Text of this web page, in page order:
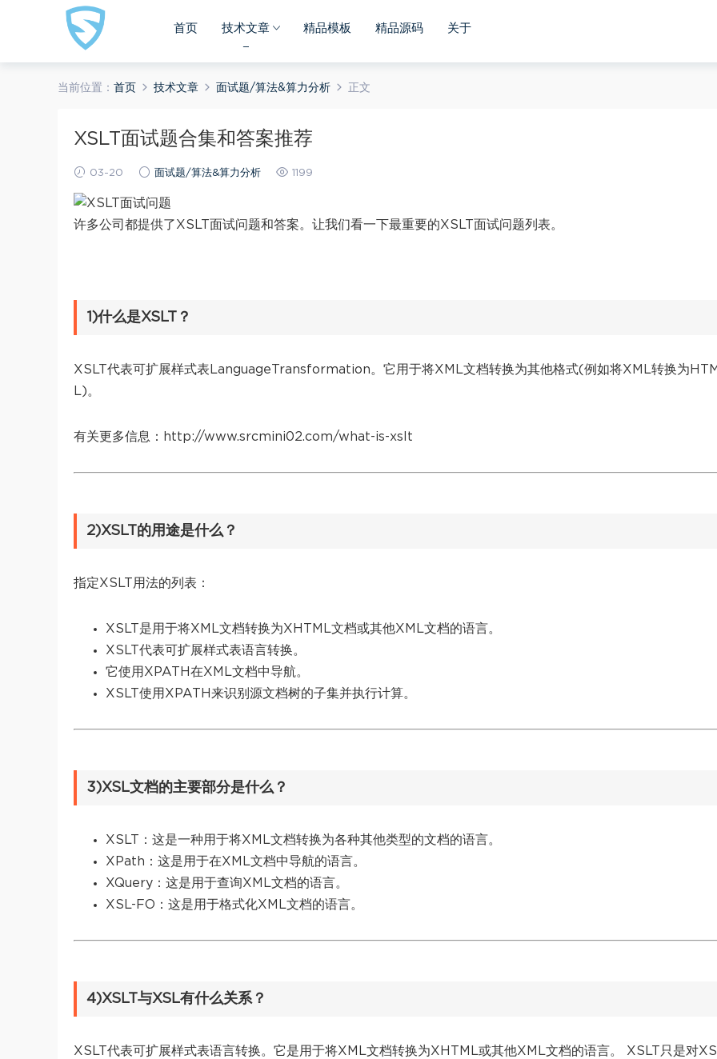
首页 技术文章 精品模板 精品源码 关于
当前位置： 首页 技术文章 面试题/算法&算力分析 正文
XSLT面试题合集和答案推荐
03-20 面试题/算法&算力分析 1199
许多公司都提供了XSLT面试问题和答案。让我们看一下最重要的XSLT面试问题列表。
1)什么是XSLT？
XSLT代表可扩展样式表LanguageTransformation。它用于将XML文档转换为其他格式(例如将XML转换为
L)。
有关更多信息：http://www.srcmini02.com/what-is-xslt
2)XSLT的用途是什么？
指定XSLT用法的列表：
XSLT是用于将XML文档转换为XHTML文档或其他XML文档的语言。
XSLT代表可扩展样式表语言转换。
它使用XPATH在XML文档中导航。
XSLT使用XPATH来识别源文档树的子集并执行计算。
3)XSL文档的主要部分是什么？
XSLT：这是一种用于将XML文档转换为各种其他类型的文档的语言。
XPath：这是用于在XML文档中导航的语言。
XQuery：这是用于查询XML文档的语言。
XSL-FO：这是用于格式化XML文档的语言。
4)XSLT与XSL有什么关系？
XSLT代表可扩展样式表语言转换。它是用于将XML文档转换为XHTML或其他XML文档的语言。 XSLT只是对